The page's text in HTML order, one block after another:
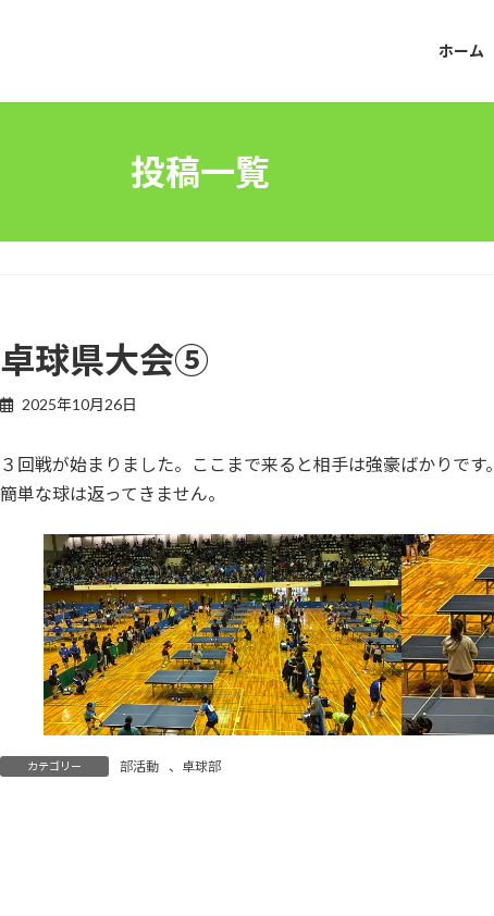
ホーム
投稿一覧
卓球県大会⑤
2025年10月26日
３回戦が始まりました。ここまで来ると相手は強豪ばかりです。
簡単な球は返ってきません。
カテゴリー 部活動 、 卓球部